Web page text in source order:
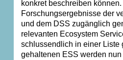
konkret beschreiben
Forschungsergebnisse der
und dem DSS zugänglich
relevanten Ecosystem
schlussendlich in einer Liste
gehaltenen ESS werden